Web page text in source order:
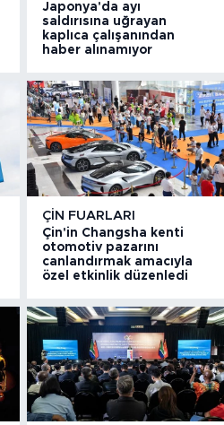
Japonya'da ayı
saldırısına uğrayan
kaplıca çalışanından
haber alınamıyor
ÇIN FUARLARI
Çin'in Changsha kenti
otomotiv pazarını
canlandırmak amacıyla
özel etkinlik düzenledi